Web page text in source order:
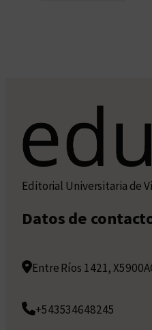
Editorial Universitaria de
Datos de
Entre Ríos 1421,
+543534648245